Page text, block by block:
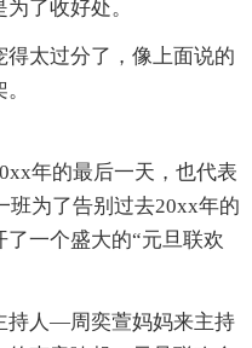
了收好处。
太过分了，像上面说的
年的最后一天，也代表
班为了告别过去20xx年的
一个盛大的“元旦联欢
持人—周奕萱妈妈来主持